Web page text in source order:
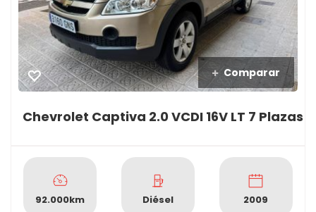
Comparar
Chevrolet Captiva 2.0 VCDI 16V LT 7 Plazas
92.000km Diésel 2009